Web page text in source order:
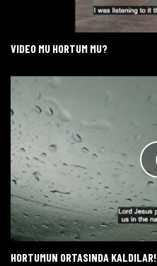
VIDEO MU HORTUM MU?
HORTUMUN ORTASINDA KALDILAR!